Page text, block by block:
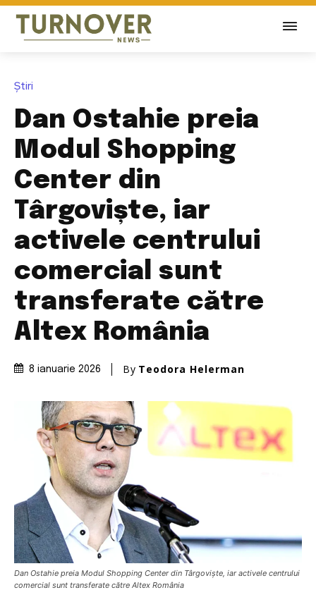
Știri
Dan Ostahie preia
Modul Shopping
Center din
Târgoviște, iar
activele centrului
comercial sunt
transferate către
Altex România
8 ianuarie 2026 By Teodora Helerman
Dan Ostahie preia Modul Shopping Center din Târgoviște, iar activele centrului
comercial sunt transferate către Altex România